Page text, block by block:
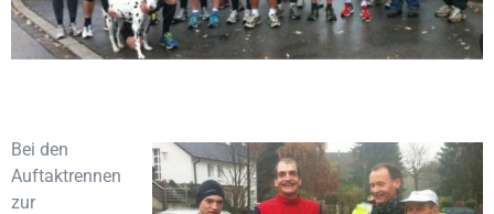
Bei den
Auftaktrennen
zur